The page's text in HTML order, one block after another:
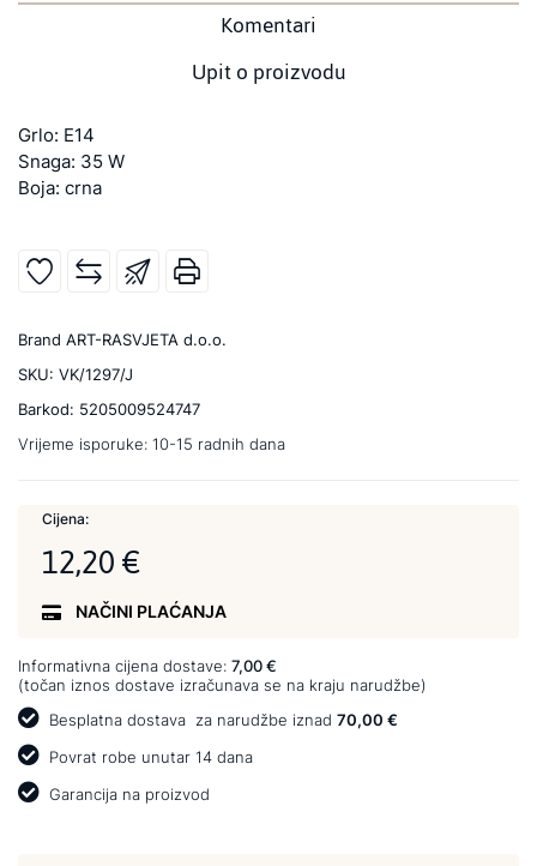
Komentari
Upit o proizvodu
Grlo: E14
Snaga: 35 W
Boja: crna
Brand ART-RASVJETA d.o.o.
SKU: VK/1297/J
Barkod: 5205009524747
Vrijeme isporuke: 10-15 radnih dana
Cijena:
12,20 €
NAČINI PLAĆANJA
Informativna cijena dostave: 7,00 €
(točan iznos dostave izračunava se na kraju narudžbe)
Besplatna dostava za narudžbe iznad 70,00 €
Povrat robe unutar 14 dana
Garancija na proizvod